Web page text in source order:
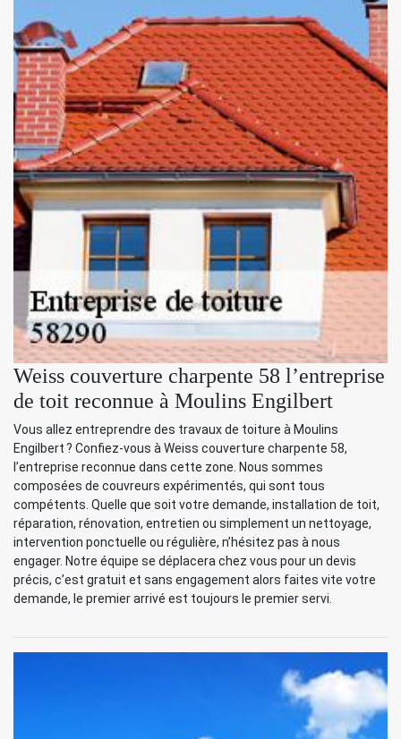
Weiss couverture charpente 58 l’entreprise
de toit reconnue à Moulins Engilbert
Vous allez entreprendre des travaux de toiture à Moulins
Engilbert ? Confiez-vous à Weiss couverture charpente 58,
l’entreprise reconnue dans cette zone. Nous sommes
composées de couvreurs expérimentés, qui sont tous
compétents. Quelle que soit votre demande, installation de toit,
réparation, rénovation, entretien ou simplement un nettoyage,
intervention ponctuelle ou régulière, n’hésitez pas à nous
engager. Notre équipe se déplacera chez vous pour un devis
précis, c’est gratuit et sans engagement alors faites vite votre
demande, le premier arrivé est toujours le premier servi.